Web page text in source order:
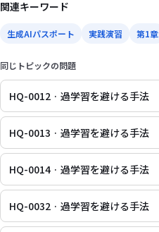
関連キーワード
生成AIパスポート 実践演習 第1章
同じトピックの問題
HQ-0012 · 過学習を避ける手法
HQ-0013 · 過学習を避ける手法
HQ-0014 · 過学習を避ける手法
HQ-0032 · 過学習を避ける手法